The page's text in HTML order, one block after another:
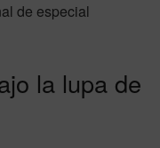
de especial
la lupa de